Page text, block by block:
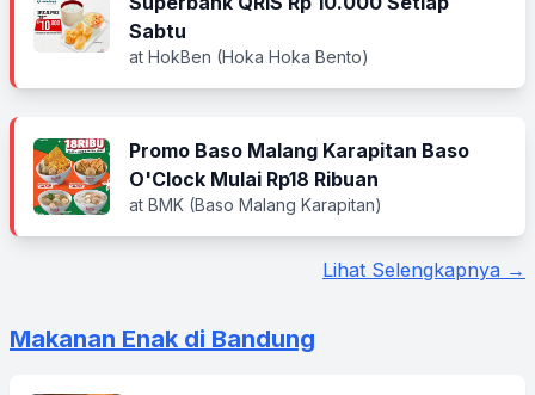
Sabtu
at HokBen (Hoka Hoka Bento)
Promo Baso Malang Karapitan Baso
O'Clock Mulai Rp18 Ribuan
at BMK (Baso Malang Karapitan)
Lihat Selengkapnya →
Makanan Enak di Bandung